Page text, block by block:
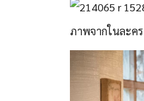
ภาพจากในละค